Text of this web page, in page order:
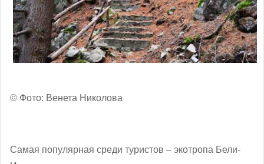
© Фото: Венета Николова
Самая популярная среди туристов – экотропа Бели-